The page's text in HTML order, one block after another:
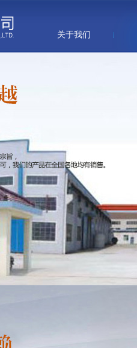
关于我们